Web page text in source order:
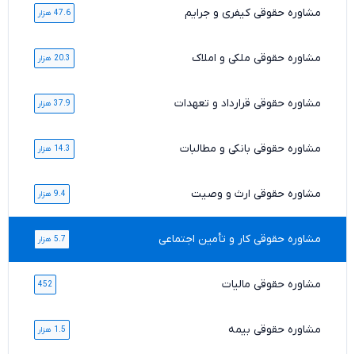
مشاوره حقوقی کیفری و جرایم 47.6 هزار
مشاوره حقوقی ملکی و املاک 20.3 هزار
مشاوره حقوقی قرارداد و تعهدات 37.9 هزار
مشاوره حقوقی بانکی و مطالبات 14.3 هزار
مشاوره حقوقی ارث و وصیت 9.4 هزار
مشاوره حقوقی کار و تأمین اجتماعی 5.7 هزار
مشاوره حقوقی مالیات 452
مشاوره حقوقی بیمه 1.5 هزار